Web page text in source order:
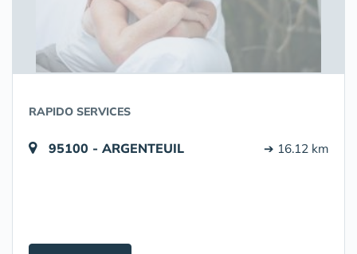
RAPIDO SERVICES
95100 - ARGENTEUIL ➔ 16.12 km